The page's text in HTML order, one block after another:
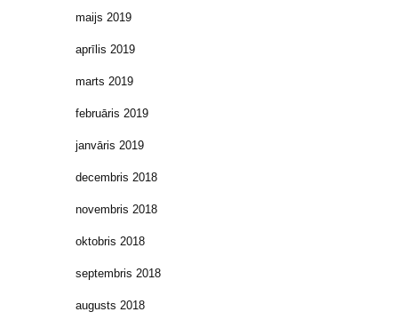
maijs 2019
aprīlis 2019
marts 2019
februāris 2019
janvāris 2019
decembris 2018
novembris 2018
oktobris 2018
septembris 2018
augusts 2018